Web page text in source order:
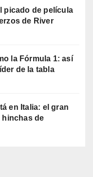
picado de película
de River
la Fórmula 1: así
de la tabla
en Italia: el gran
hinchas de